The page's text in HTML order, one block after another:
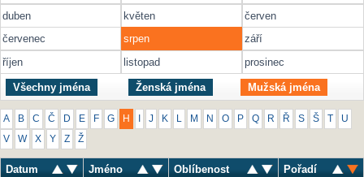
duben
květen
červen
červenec
srpen
září
říjen
listopad prosinec
Všechny jména Ženská jména Mužská jména
A B C Č D E F G H J K M N O P Q R Ř S Š U
V W X Y Z Ž
Datum Jméno Oblíbenost Pořadí